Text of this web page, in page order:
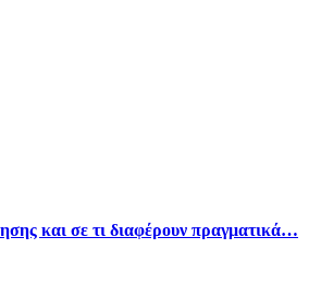
και σε τι διαφέρουν πραγματικά…